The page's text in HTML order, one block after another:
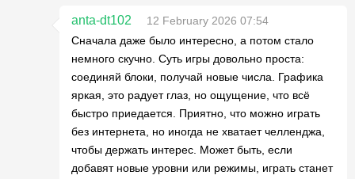
anta-dt102
12 February 2026 07:54
Сначала даже было интересно, а потом стало
немного скучно. Суть игры довольно проста:
соединяй блоки, получай новые числа. Графика
яркая, это радует глаз, но ощущение, что всё
быстро приедается. Приятно, что можно играть
без интернета, но иногда не хватает челленджа,
чтобы держать интерес. Может быть, если
добавят новые уровни или режимы, играть станет